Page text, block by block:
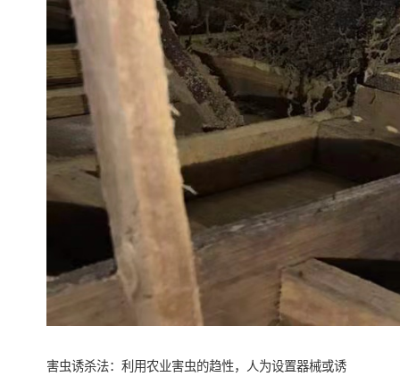
害虫诱杀法：利用农业害虫的趋性，人为设置器械或诱